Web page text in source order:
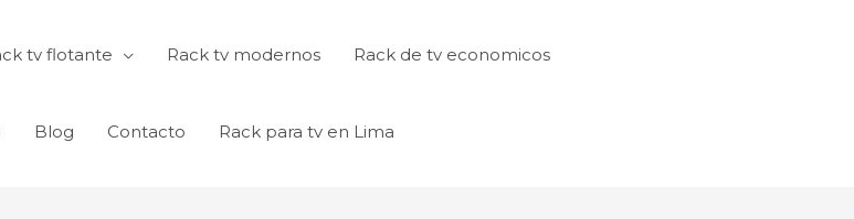
tv flotante Rack tv modernos Rack de tv economicos
Blog Contacto Rack para tv en Lima